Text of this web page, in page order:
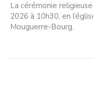
La cérémonie
2026 à 10h30, en
Mouguerre-Bourg.